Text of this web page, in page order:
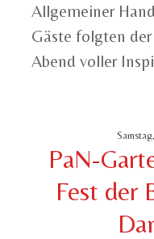
Allgemeiner
Gäste folgten
Abend voller
PaN-
Fest der